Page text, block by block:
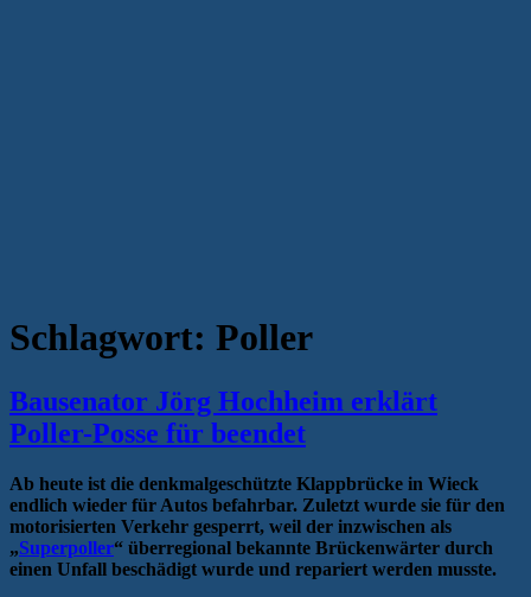
Schlagwort: Poller
Bausenator Jörg Hochheim erklärt
Poller-Posse für beendet
Ab heute ist die denkmalgeschützte Klappbrücke in Wieck
endlich wieder für Autos befahrbar. Zuletzt wurde sie für den
motorisierten Verkehr gesperrt, weil der inzwischen als
„Superpoller“ überregional bekannte Brückenwärter durch
einen Unfall beschädigt wurde und repariert werden musste.